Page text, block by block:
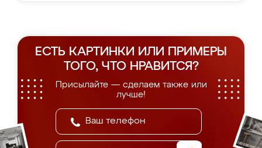
ЕСТЬ КАРТИНКИ ИЛИ ПРИМЕРЫ
ТОГО, ЧТО НРАВИТСЯ?
Присылайте — сделаем также или
лучше!